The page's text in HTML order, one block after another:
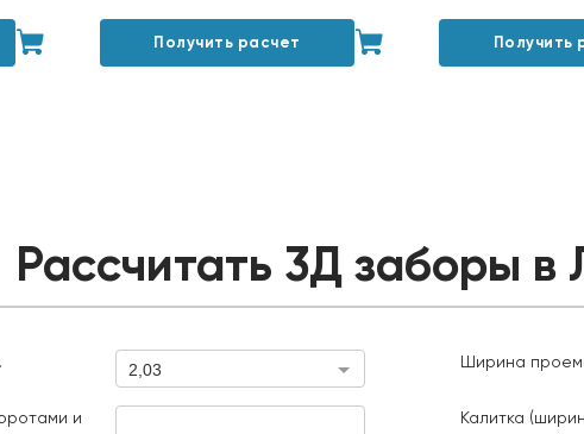
Получить расчет Получить
Рассчитать 3Д заборы в
2,03
и
Ширина
Калитка